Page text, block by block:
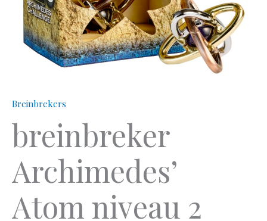
Breinbrekers
breinbreker
Archimedes’
Atom niveau 2